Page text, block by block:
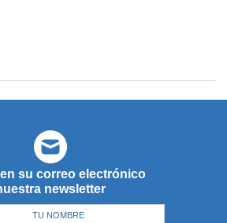
su correo electrónico
newsletter